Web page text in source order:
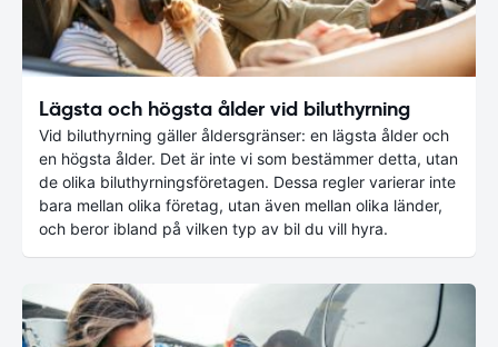
Lägsta och högsta ålder vid biluthyrning
Vid biluthyrning gäller åldersgränser: en lägsta ålder och
en högsta ålder. Det är inte vi som bestämmer detta, utan
de olika biluthyrningsföretagen. Dessa regler varierar inte
bara mellan olika företag, utan även mellan olika länder,
och beror ibland på vilken typ av bil du vill hyra.